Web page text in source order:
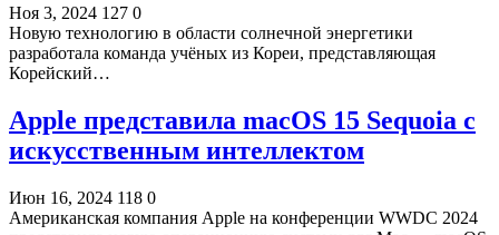
Ноя 3, 2024 127 0
Новую технологию в области солнечной энергетики
разработала команда учёных из Кореи, представляющая
Корейский…
Apple представила macOS 15 Sequoia с
искусственным интеллектом
Июн 16, 2024 118 0
Американская компания Apple на конференции WWDC 2024